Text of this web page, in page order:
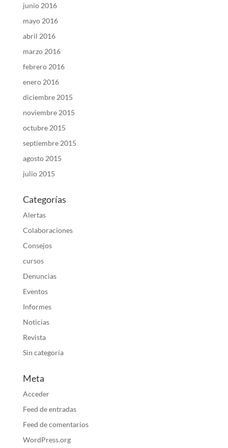
junio 2016
mayo 2016
abril 2016
marzo 2016
febrero 2016
enero 2016
diciembre 2015
noviembre 2015
octubre 2015
septiembre 2015
agosto 2015
julio 2015
Categorías
Alertas
Colaboraciones
Consejos
cursos
Denuncias
Eventos
Informes
Noticias
Revista
Sin categoría
Meta
Acceder
Feed de entradas
Feed de comentarios
WordPress.org